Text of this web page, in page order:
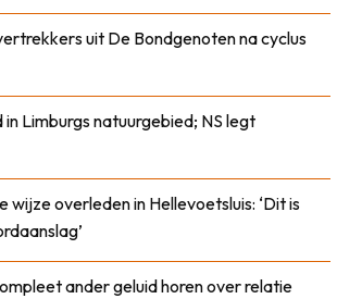
uit De Bondgenoten na cyclus
Limburgs natuurgebied; NS legt
wijze overleden in Hellevoetsluis: ‘Dit is
ander geluid horen over relatie